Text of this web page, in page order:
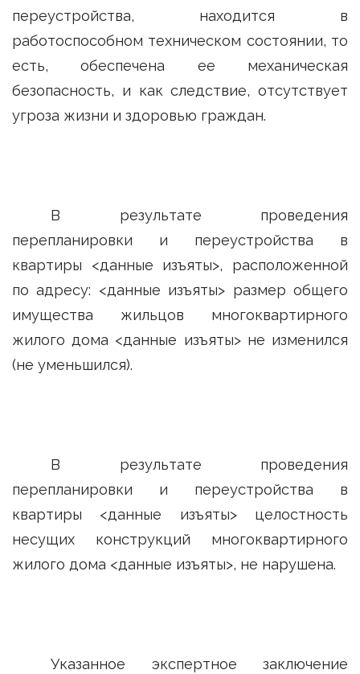
переустройства, находится в
работоспособном техническом состоянии, то
есть, обеспечена ее механическая
безопасность, и как следствие, отсутствует
угроза жизни и здоровью граждан.
В результате проведения
перепланировки и переустройства в
квартиры <данные изъяты>, расположенной
по адресу: <данные изъяты> размер общего
имущества жильцов многоквартирного
жилого дома <данные изъяты> не изменился
(не уменьшился).
В результате проведения
перепланировки и переустройства в
квартиры <данные изъяты> целостность
несущих конструкций многоквартирного
жилого дома <данные изъяты>, не нарушена.
Указанное экспертное заключение